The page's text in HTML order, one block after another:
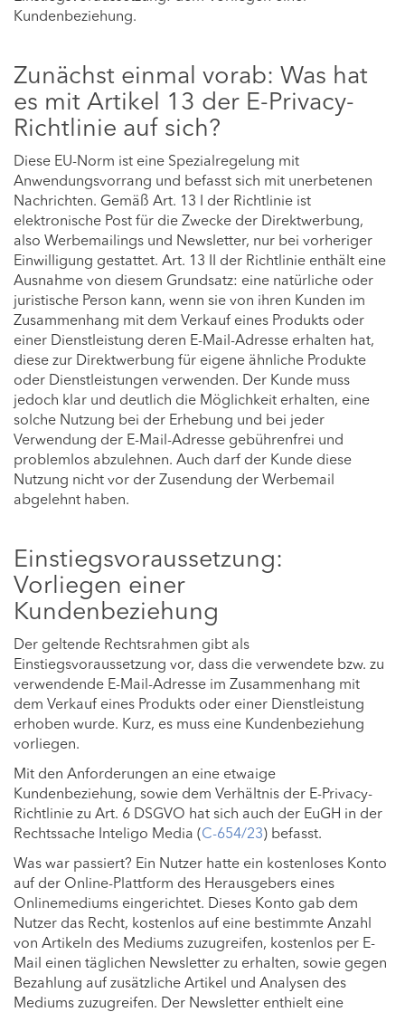
Kundenbeziehung.
Zunächst einmal vorab: Was hat
es mit Artikel 13 der E-Privacy-
Richtlinie auf sich?
Diese EU-Norm ist eine Spezialregelung mit
Anwendungsvorrang und befasst sich mit unerbetenen
Nachrichten. Gemäß Art. 13 I der Richtlinie ist
elektronische Post für die Zwecke der Direktwerbung,
also Werbemailings und Newsletter, nur bei vorheriger
Einwilligung gestattet. Art. 13 II der Richtlinie enthält eine
Ausnahme von diesem Grundsatz: eine natürliche oder
juristische Person kann, wenn sie von ihren Kunden im
Zusammenhang mit dem Verkauf eines Produkts oder
einer Dienstleistung deren E-Mail-Adresse erhalten hat,
diese zur Direktwerbung für eigene ähnliche Produkte
oder Dienstleistungen verwenden. Der Kunde muss
jedoch klar und deutlich die Möglichkeit erhalten, eine
solche Nutzung bei der Erhebung und bei jeder
Verwendung der E-Mail-Adresse gebührenfrei und
problemlos abzulehnen. Auch darf der Kunde diese
Nutzung nicht vor der Zusendung der Werbemail
abgelehnt haben.
Einstiegsvoraussetzung:
Vorliegen einer
Kundenbeziehung
Der geltende Rechtsrahmen gibt als
Einstiegsvoraussetzung vor, dass die verwendete bzw. zu
verwendende E-Mail-Adresse im Zusammenhang mit
dem Verkauf eines Produkts oder einer Dienstleistung
erhoben wurde. Kurz, es muss eine Kundenbeziehung
vorliegen.
Mit den Anforderungen an eine etwaige
Kundenbeziehung, sowie dem Verhältnis der E-Privacy-
Richtlinie zu Art. 6 DSGVO hat sich auch der EuGH in der
Rechtssache Inteligo Media (C-654/23) befasst.
Was war passiert? Ein Nutzer hatte ein kostenloses Konto
auf der Online-Plattform des Herausgebers eines
Onlinemediums eingerichtet. Dieses Konto gab dem
Nutzer das Recht, kostenlos auf eine bestimmte Anzahl
von Artikeln des Mediums zuzugreifen, kostenlos per E-
Mail einen täglichen Newsletter zu erhalten, sowie gegen
Bezahlung auf zusätzliche Artikel und Analysen des
Mediums zuzugreifen. Der Newsletter enthielt eine